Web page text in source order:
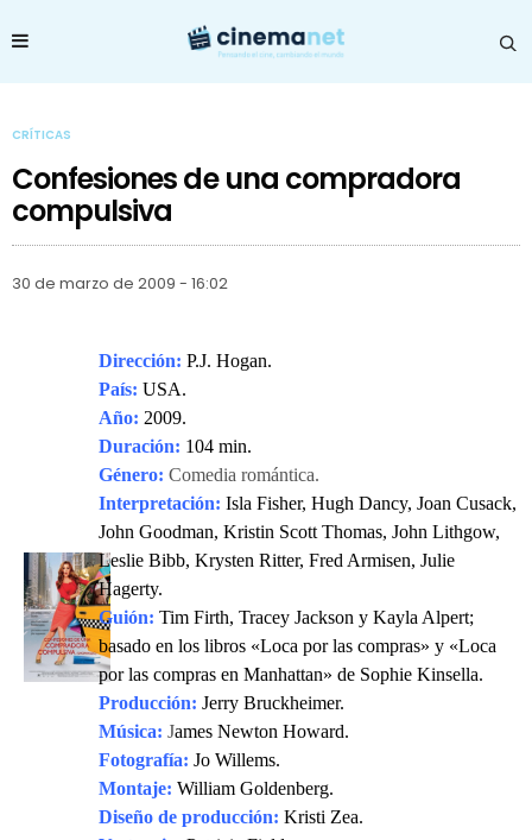
CRÍTICAS
Confesiones de una compradora
compulsiva
30 de marzo de 2009 - 16:02
Dirección: P.J. Hogan.
País: USA.
Año: 2009.
Duración: 104 min.
Género: Comedia romántica.
Interpretación: Isla Fisher, Hugh Dancy, Joan Cusack,
John Goodman, Kristin Scott Thomas, John Lithgow,
Leslie Bibb, Krysten Ritter, Fred Armisen, Julie
Hagerty.
Guión: Tim Firth, Tracey Jackson y Kayla Alpert;
basado en los libros «Loca por las compras» y «Loca
por las compras en Manhattan» de Sophie Kinsella.
Producción: Jerry Bruckheimer.
Música: James Newton Howard.
Fotografía: Jo Willems.
Montaje: William Goldenberg.
Diseño de producción: Kristi Zea.